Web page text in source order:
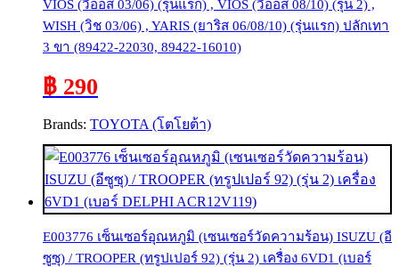
VIOS (วีออส 03/06) (รุ่นแรก) , VIOS (วีออส 08/10) (รุ่น 2) ,
WISH (วิช 03/06) , YARIS (ยาริส 06/08/10) (รุ่นแรก) ปลักเทา
3 ขา (89422-22030, 89422-16010)
฿ 290
Brands: TOYOTA (โตโยต้า)
E003776 เซ็นเซอร์อุณหภูมิ (เซนเซอร์วัดความร้อน) ISUZU (อี
ซูซุ) / TROOPER (ทรูปเปอร์ 92) (รุ่น 2) เครื่อง 6VD1 (เบอร์